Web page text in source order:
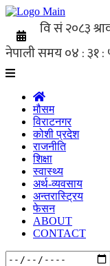
मौसम
विराटनगर
कोशी प्रदेश
राजनीति
शिक्षा
स्वास्थ्य
अर्थ-व्यवसाय
अन्तरास्ट्रिय
फेसन
ABOUT
CONTACT